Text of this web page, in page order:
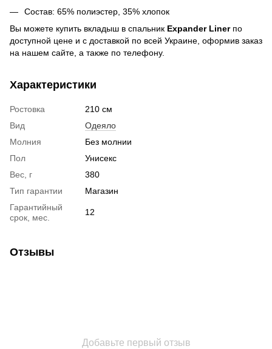
Состав: 65% полиэстер, 35% хлопок
Вы можете купить вкладыш в спальник Expander Linerпо
доступной цене и c доставкой по всей Украине, оформив заказ
на нашем сайте, а также по телефону.
Характеристики
Ростовка
210 см
Вид
Одеяло
Молния
Без молнии
Пол
Унисекс
Вес, г
380
Тип гарантии
Магазин
Гарантийный
срок, мес.
12
Отзывы
Добавьте первый отзыв